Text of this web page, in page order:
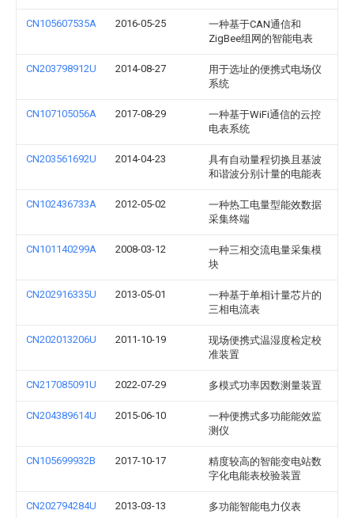
CN105607535A 2016-05-25
一种基于CAN通信和
ZigBee组网的智能电表
CN203798912U 2014-08-27
用于选址的便携式电场仪
系统
CN107105056A 2017-08-29
一种基于WiFi通信的云控
电表系统
CN203561692U 2014-04-23
具有自动量程切换且基波
和谐波分别计量的电能表
CN102436733A 2012-05-02
一种热工电量型能效数据
采集终端
CN101140299A 2008-03-12
一种三相交流电量采集模
块
CN202916335U 2013-05-01
一种基于单相计量芯片的
三相电流表
CN202013206U 2011-10-19
现场便携式温湿度检定校
准装置
CN217085091U 2022-07-29 多模式功率因数测量装置
CN204389614U 2015-06-10
一种便携式多功能能效监
测仪
CN105699932B 2017-10-17
精度较高的智能变电站数
字化电能表校验装置
CN202794284U 2013-03-13 多功能智能电力仪表